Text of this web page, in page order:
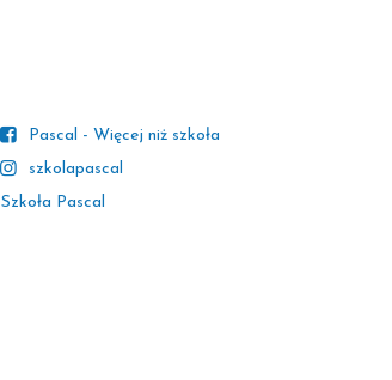
Pascal - Więcej niż szkoła
szkolapascal
Szkoła Pascal